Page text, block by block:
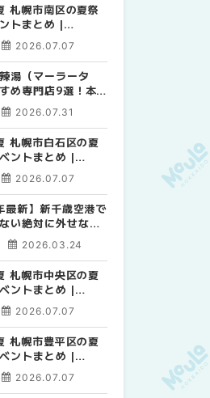
札幌市南区の夏祭
トまとめ |
2026.07.07
湯（マーラータ
め専門店9選！本
りから最新店まで
| MouLa
2026.07.31
札幌市白石区の夏
ントまとめ |
2026.07.07
最新】新千歳空港で
い絶対に外せない
ツ・焼き菓子18選
HOKKAIDO
2026.03.24
札幌市中央区の夏
ントまとめ |
2026.07.07
札幌市豊平区の夏
ントまとめ |
2026.07.07
2026年夏 札幌市北区の夏祭
り・イベントまとめ |
9
2026年夏 札幌市手稲区の夏
祭り・イベントまとめ |
10
2026年夏 札幌市白石区の夏
祭り・イベントまとめ |
9
2026年夏 札幌市南区の夏祭
り・イベントまとめ |
8
2026年夏 札幌市清田区の夏
祭り・イベントまとめ |
6
2026年夏 札幌市豊平区の夏
祭り・イベントまとめ |
9
2026年夏 札幌市西区の夏祭
り・イベントまとめ |
12
2026年夏 札幌市白石区の夏
祭り・イベントまとめ |
9
2026年夏 札幌市手稲区の夏
祭り・イベントまとめ |
10
2026年夏 札幌市清田区の夏
祭り・イベントまとめ |
6
札幌の麻辣湯（マーラータ
ン）おすすめ専門店6選！本
徹底比較 | MouLa
HOKKAIDO
5
【2026年最新】新千歳空港で
しか買えない絶対に外せない
限定スイーツ・焼き菓子18選
| MouLa HOKKAIDO
25